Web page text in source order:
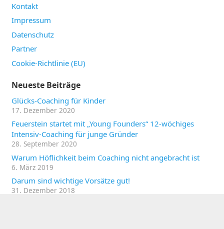
Kontakt
Impressum
Datenschutz
Partner
Cookie-Richtlinie (EU)
Neueste Beiträge
Glücks-Coaching für Kinder
17. Dezember 2020
Feuerstein startet mit „Young Founders“ 12-wöchiges
Intensiv-Coaching für junge Gründer
28. September 2020
Warum Höflichkeit beim Coaching nicht angebracht ist
6. März 2019
Darum sind wichtige Vorsätze gut!
31. Dezember 2018